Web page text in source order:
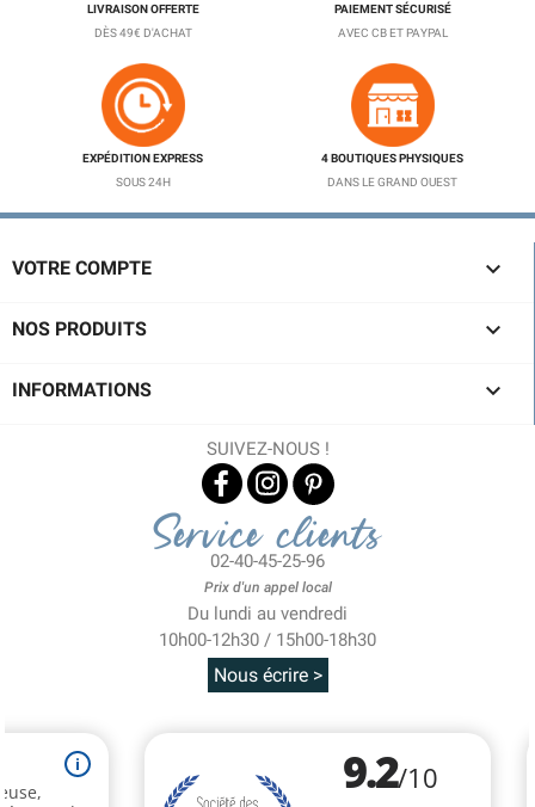
LIVRAISON OFFERTE
DÈS 49€ D'ACHAT
PAIEMENT SÉCURISÉ
AVEC CB ET PAYPAL
EXPÉDITION EXPRESS
SOUS 24H
4 BOUTIQUES PHYSIQUES
DANS LE GRAND OUEST
VOTRE COMPTE 
NOS PRODUITS 
INFORMATIONS 
SUIVEZ-NOUS !
Service clients
02-40-45-25-96
Prix d'un appel local
Du lundi au vendredi
10h00-12h30 / 15h00-18h30
Nous écrire >